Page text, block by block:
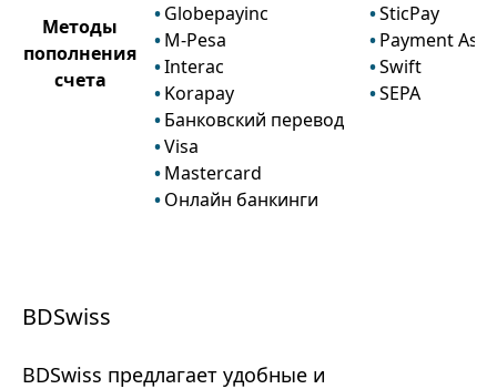
Методы
пополнения
счета
Globepayinc
M-Pesa
Interac
Korapay
Банковский перевод
Visa
Mastercard
Онлайн банкинги
SticPay
Payment Asia
Swift
SEPA
BDSwiss
BDSwiss предлагает удобные и